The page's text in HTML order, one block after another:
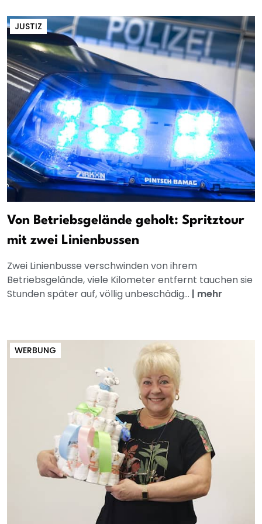
JUSTIZ
Von Betriebsgelände geholt: Spritztour
mit zwei Linienbussen
Zwei Linienbusse verschwinden von ihrem
Betriebsgelände, viele Kilometer entfernt tauchen sie
Stunden später auf, völlig unbeschädig... | mehr
WERBUNG